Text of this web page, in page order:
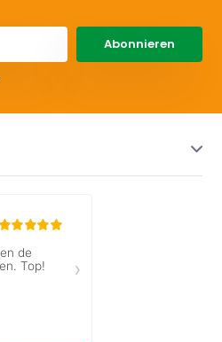
Abonnieren